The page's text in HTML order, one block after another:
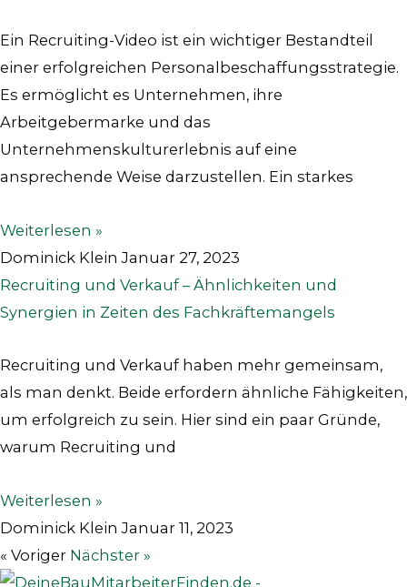
Ein Recruiting-Video ist ein wichtiger Bestandteil
einer erfolgreichen Personalbeschaffungsstrategie.
Es ermöglicht es Unternehmen, ihre
Arbeitgebermarke und das
Unternehmenskulturerlebnis auf eine
ansprechende Weise darzustellen. Ein starkes
Weiterlesen »
Dominick KleinJanuar 27, 2023
Recruiting und Verkauf – Ähnlichkeiten und
Synergien in Zeiten des Fachkräftemangels
Recruiting und Verkauf haben mehr gemeinsam,
als man denkt. Beide erfordern ähnliche Fähigkeiten,
um erfolgreich zu sein. Hier sind ein paar Gründe,
warum Recruiting und
Weiterlesen »
Dominick KleinJanuar 11, 2023
« Voriger Nächster »